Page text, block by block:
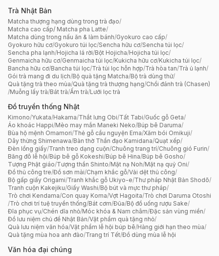
Trà Nhật Bản
Matcha thượng hạng dùng trong trà đạo/
Matcha cao cấp/ Matcha pha Latte/
Matcha dùng trong nấu ăn & làm bánh/Gyokuro cao cấp/
Gyokuro hữu cơ/Gyokuro túi lọc/Sencha hữu cơ/Sencha túi lọc/
Sencha pha lạnh/Hojicha lá rời/Bột Hojicha/Hojicha túi lọc/
Genmaicha hữu cơ/Genmaicha túi lọc/Kukicha hữu cơ/Kukicha túi lọc/
Bancha hữu cơ/Bancha túi lọc/Trà túi lọc hỗn hợp/Trà hòa tan/Trà ủ lạnh/
Gói trà mang đi du lịch/Bộ quà tặng Matcha/Bộ trà dùng thử/
Quà tặng trà theo mùa/Quà tặng trà thượng hạng/Chổi đánh trà (Chasen)
/Muỗng lấy trà/Bát trà/Ấm trà/Lưới lọc trà
Đồ truyền thống Nhật
Kimono/Yukata/Hakama/Thắt lưng Obi/Tất Tabi/Guốc gỗ Geta/
Áo khoác Happi/Mèo may mắn Maneki Neko/Búp bê Daruma/
Bùa hộ mệnh Omamori/Thẻ gỗ cầu nguyện Ema/Xăm bói Omikuji/
Dây thừng Shimenawa/Bàn thờ Thần đạo Kamidana/Quạt xếp/
Đèn lồng giấy/Tranh treo dạng cuộn/Chuông trang trí/Chuông gió Furin/
Băng đô lễ hội/Búp bê gỗ Kokeshi/Búp bê Hina/Búp bê Gosho/
Tượng Phật giáo/Tượng thần Shinto/Mặt nạ Noh/Mặt nạ quỷ Oni/
Đồ thủ công tre/Đồ sơn mài/Chạm khắc gỗ/Vải dệt thủ công/
Bộ gấp giấy Origami/Tranh khắc gỗ Ukiyo-e/Thư pháp Nhật Bản Shodō/
Tranh cuộn Kakejiku/Giấy Washi/Bộ bút và mực thư pháp/
Trò chơi Kendama/Con quay Koma/Vợt Hagoita/Trò chơi Daruma Otoshi
/Trò chơi trí tuệ truyền thống/Bát cơm/Đũa/Bộ đồ uống rượu Sake/
Đĩa phục vụ/Chén dĩa nhỏ/Móc khóa & Nam châm/Đặc sản vùng miền/
Đồ lưu niệm chủ đề Nhật Bản/Vật phẩm quà tặng nhỏ/
Quà lưu niệm văn hóa/Vật phẩm lễ hội búp bê/Hàng giới hạn theo mùa/
Quà tặng mùa hoa anh đào/Trang trí Tết/Đồ dùng mùa lễ hội
Văn hóa đại chúng